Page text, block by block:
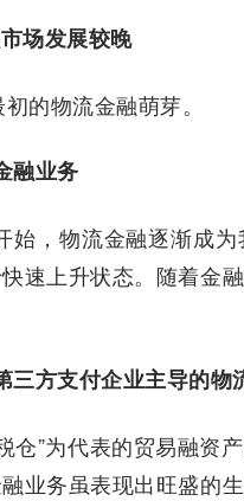
场发展较晚
的物流金融萌芽。
融业务
始，物流金融逐渐成
速上升状态。随着金
方支付企业主导的物
仓”为代表的贸易融资
业务虽表现出旺盛的